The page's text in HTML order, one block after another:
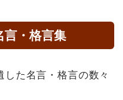
言・格言集
た名言・格言の数々